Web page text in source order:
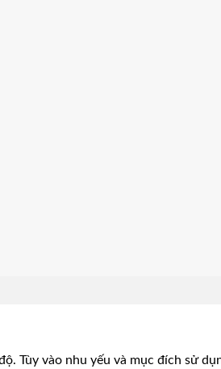
Tùy vào nhu yếu và mục đích sử